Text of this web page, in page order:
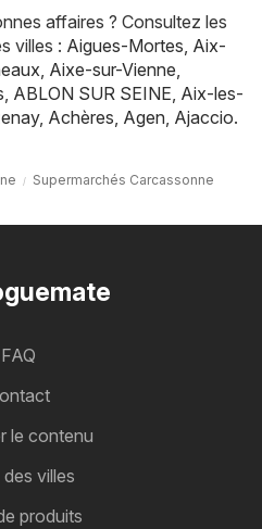
affaires ? Consultez les
villes : Aigues-Mortes, Aix-
, Aixe-sur-Vienne,
, ABLON SUR SEINE, Aix-les-
, Achères, Agen, Ajaccio.
Supermarchés Carcassonne
FAQ
le contenu
des villes
produits